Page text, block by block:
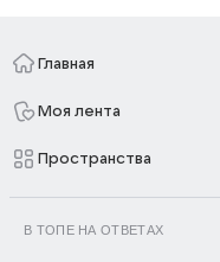
Главная
Моя лента
Пространства
В ТОПЕ НА ОТВЕТАХ